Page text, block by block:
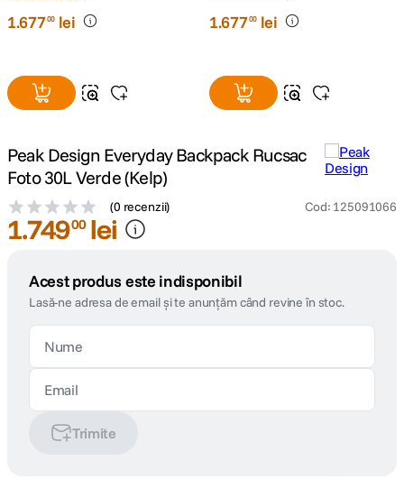
1.67700 lei 1.67700 lei
Peak Design Everyday Backpack Rucsac
Foto 30L Verde (Kelp)
(0 recenzii) Cod: 125091066
1.74900 lei
Acest produs este indisponibil
Lasă-ne adresa de email și te anunțăm când revine în stoc.
Trimite